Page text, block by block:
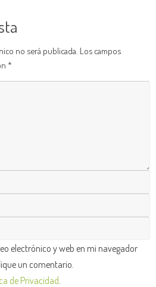
no será publicada. Los campos
*
electrónico y web en mi navegador
un comentario.
de Privacidad